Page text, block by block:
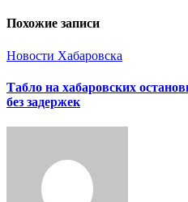
Похожие записи
Новости Хабаровска
Табло на хабаровских
без задержек